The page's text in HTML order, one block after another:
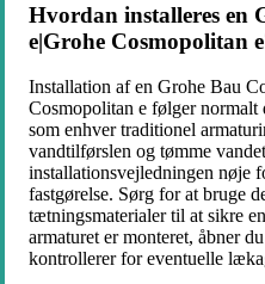
Hvordan installeres en
e|Grohe Cosmopolitan
Installation af en Grohe Bau
Cosmopolitan e følger
som enhver traditionel
vandtilførslen og tømme
installationsvejledningen nøje
fastgørelse. Sørg for at bruge
tætningsmaterialer til at sikre
armaturet er monteret, åbner
kontrollerer for eventuelle